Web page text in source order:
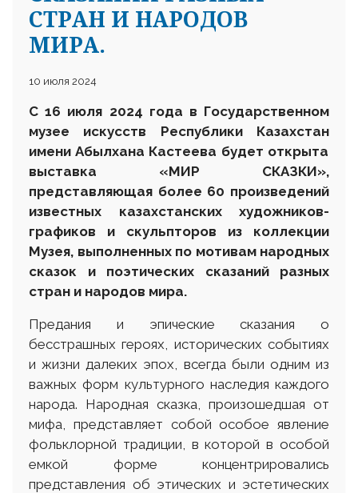
СТРАН И НАРОДОВ
МИРА.
10 июля 2024
С 16 июля 2024 года в Государственном
музее искусств Республики Казахстан
имени Абылхана Кастеева будет открыта
выставка «МИР СКАЗКИ»,
представляющая более 60 произведений
известных казахстанских художников-
графиков и скульпторов из коллекции
Музея, выполненных по мотивам народных
сказок и поэтических сказаний разных
стран и народов мира.
Предания и эпические сказания о
бесстрашных героях, исторических событиях
и жизни далеких эпох, всегда были одним из
важных форм культурного наследия каждого
народа. Народная сказка, произошедшая от
мифа, представляет собой особое явление
фольклорной традиции, в которой в особой
емкой форме концентрировались
представления об этических и эстетических